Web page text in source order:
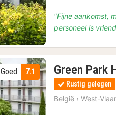
"Fijne aankomst,
personeel is
7.1
Goed Green Park
Rustig gelegen
België › West-